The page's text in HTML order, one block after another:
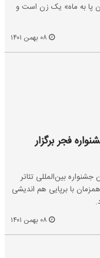
پا به ماه» یک زن است و
فجر برگزار
بین‌المللی تئاتر
همزمان با برپایی هم اندیشی